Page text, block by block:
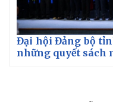
Đại hội Đảng bộ
những quyết sách